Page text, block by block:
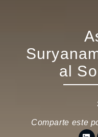
al
Comparte este